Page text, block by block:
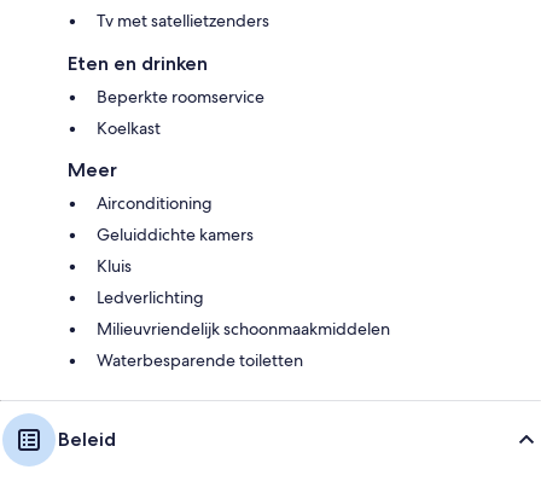
Tv met satellietzenders
Eten en drinken
Beperkte roomservice
Koelkast
Meer
Airconditioning
Geluiddichte kamers
Kluis
Ledverlichting
Milieuvriendelijk schoonmaakmiddelen
Waterbesparende toiletten
Beleid